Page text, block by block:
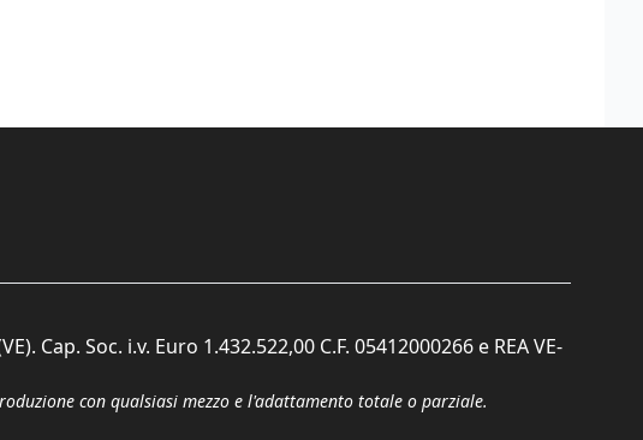
Cap. Soc. i.v. Euro 1.432.522,00 C.F. 05412000266 e REA VE-
con qualsiasi mezzo e l'adattamento totale o parziale.